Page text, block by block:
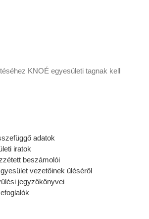
KNOÉ egyesületi tagnak kell
adatok
iratok
beszámolói
vezetőinek üléséről
jegyzőkönyvei